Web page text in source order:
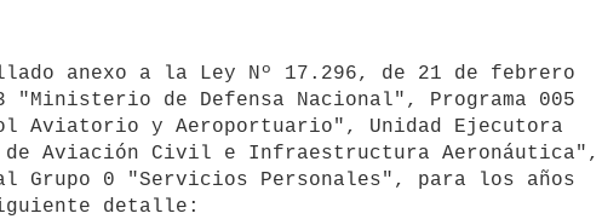
de Defensa Nacional", Programa 005
Aviatorio y Aeroportuario", Unidad Ejecutora
de Aviación Civil e Infraestructura Aeronáutica",
Grupo 0 "Servicios Personales", para los años
detalle: